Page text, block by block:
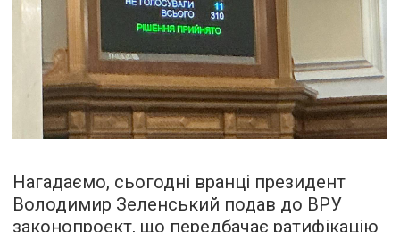
Нагадаємо, сьогодні вранці президент
Володимир Зеленський подав до ВРУ
законопроект, що передбачає ратифікацію